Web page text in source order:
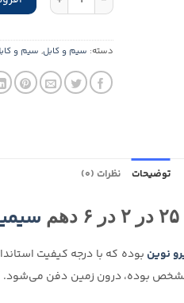
دسته: سیم و کابل, سیم و
توضیحات نظرات (0)
نوین بوده که با درجه کیفیت
بوده، درون زمین دفن می‌شود.